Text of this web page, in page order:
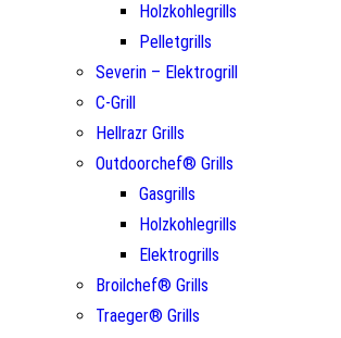
Holzkohlegrills
Pelletgrills
Severin – Elektrogrill
C-Grill
Hellrazr Grills
Outdoorchef® Grills
Gasgrills
Holzkohlegrills
Elektrogrills
Broilchef® Grills
Traeger® Grills